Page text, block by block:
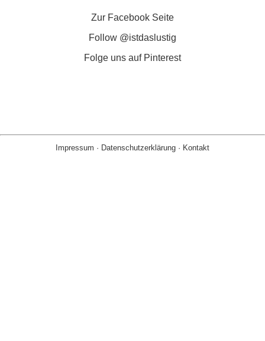
Zur Facebook Seite
Follow @istdaslustig
Folge uns auf Pinterest
Impressum · Datenschutzerklärung · Kontakt